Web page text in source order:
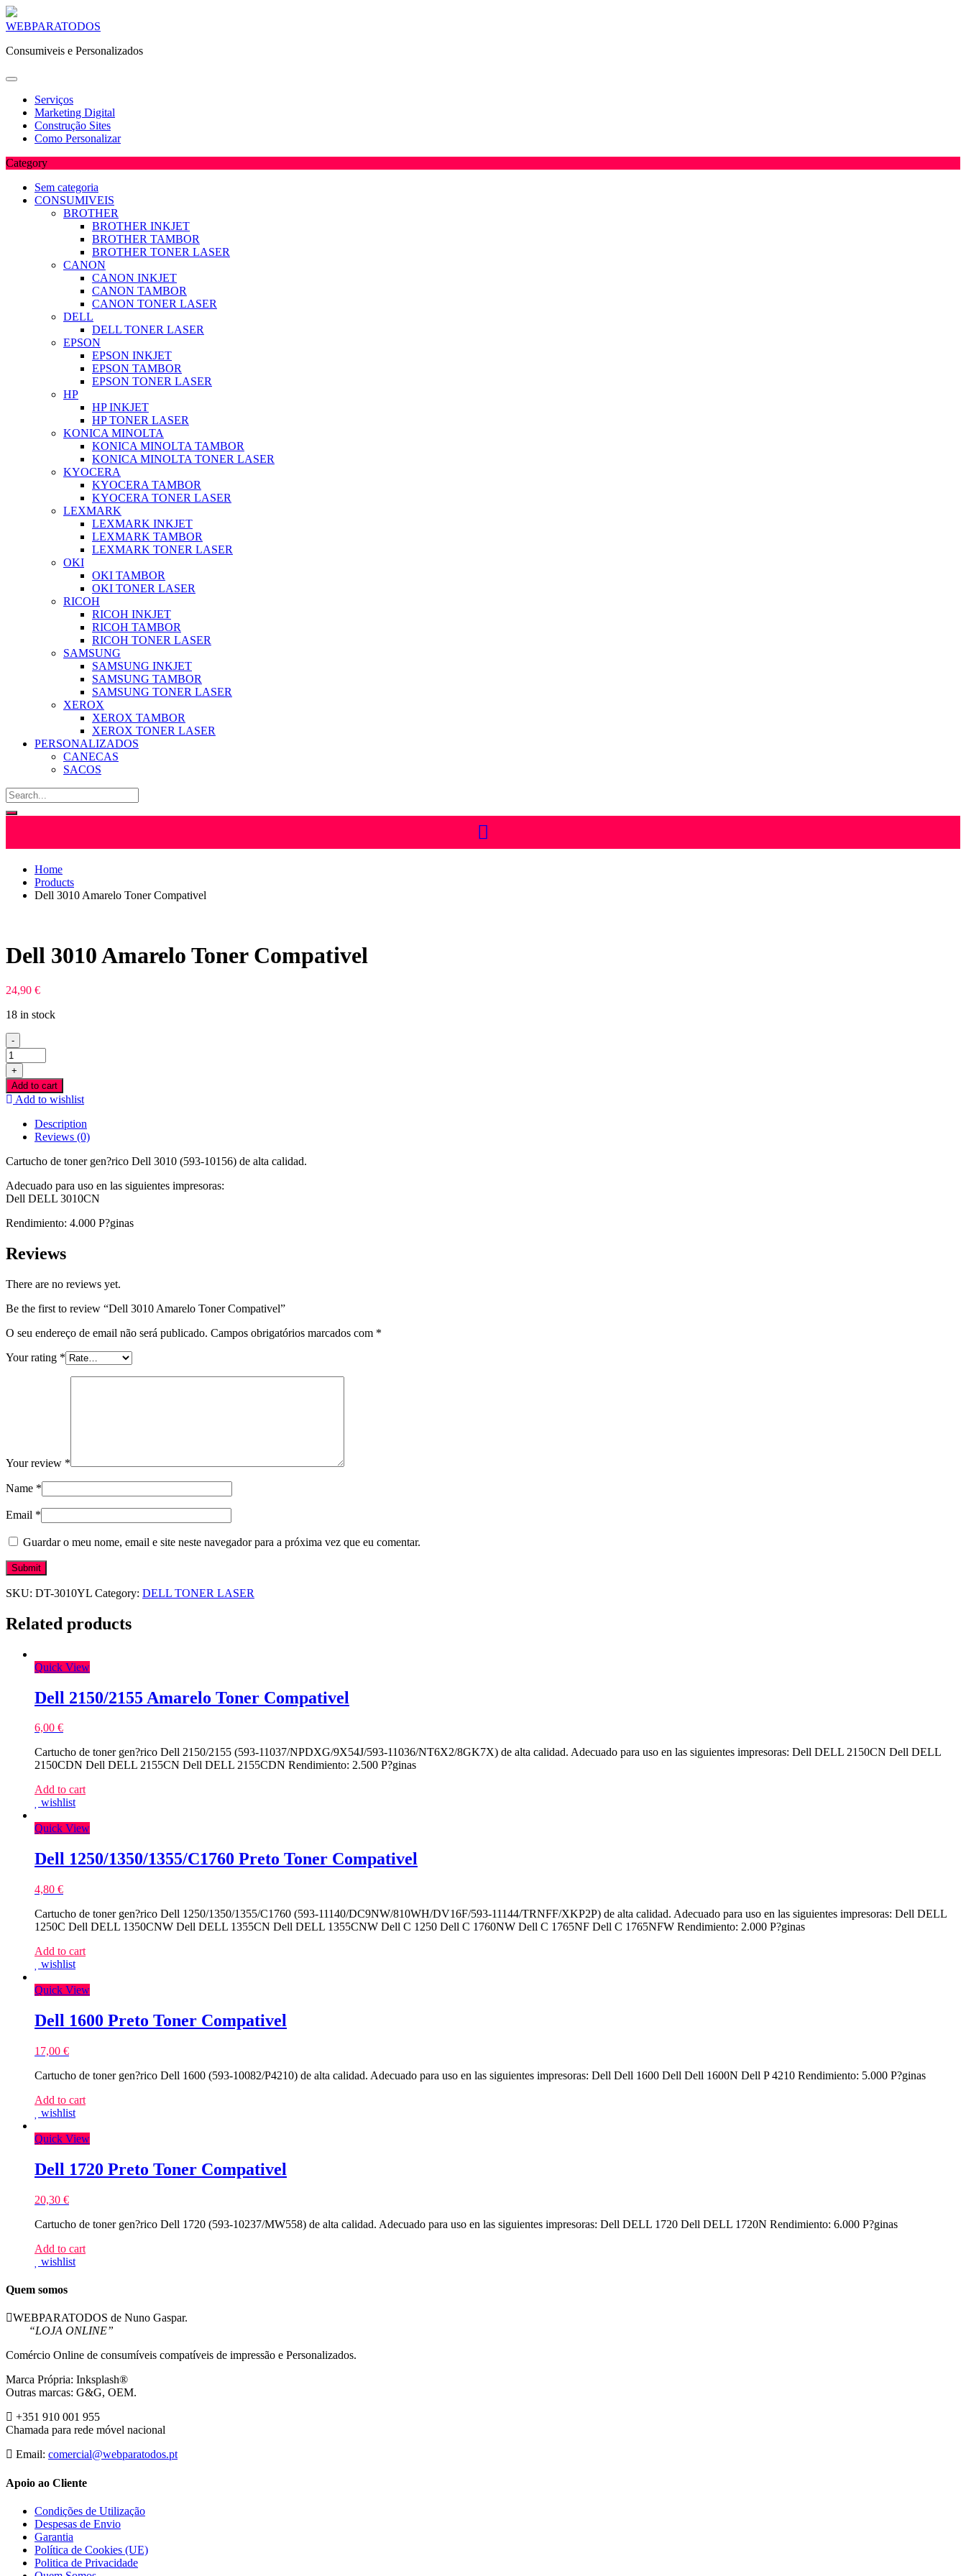
Skip
content
WEBPARATODOS
Consumiveis e Personalizados
Serviços
Marketing Digital
Construção Sites
Como Personalizar
Category
Sem categoria
CONSUMIVEIS
BROTHER
BROTHER INKJET
BROTHER TAMBOR
BROTHER TONER LASER
CANON
CANON INKJET
CANON TAMBOR
CANON TONER LASER
DELL
DELL TONER LASER
EPSON
EPSON INKJET
EPSON TAMBOR
EPSON TONER LASER
HP
HP INKJET
HP TONER LASER
KONICA MINOLTA
KONICA MINOLTA TAMBOR
KONICA MINOLTA TONER LASER
KYOCERA
KYOCERA TAMBOR
KYOCERA TONER LASER
LEXMARK
LEXMARK INKJET
LEXMARK TAMBOR
LEXMARK TONER LASER
OKI
OKI TAMBOR
OKI TONER LASER
RICOH
RICOH INKJET
RICOH TAMBOR
RICOH TONER LASER
SAMSUNG
SAMSUNG INKJET
SAMSUNG TAMBOR
SAMSUNG TONER LASER
XEROX
XEROX TAMBOR
XEROX TONER LASER
PERSONALIZADOS
CANECAS
SACOS
Home
Products
Dell 3010 Amarelo Toner Compativel
Dell 3010 Amarelo Toner Compativel
24,90 €
18 in stock
-
Dell
3010
Amarelo
Toner
Compativel
quantity
+
Add to cart
Add to wishlist
Description
Reviews (0)
Cartucho de toner gen?rico Dell 3010 (593-10156) de alta calidad.
Adecuado para uso en las siguientes impresoras:
Dell DELL 3010CN
Rendimiento: 4.000 P?ginas
Reviews
There are no reviews yet.
Be the first to review “Dell 3010 Amarelo Toner Compativel”
O seu endereço de email não será publicado. Campos obrigatórios marcados com *
Your rating *
Your review *
Name *
Email *
Guardar o meu nome, email e site neste navegador para a próxima vez que eu comentar.
SKU: DT-3010YL Category: DELL TONER LASER
Related products
Quick View
Dell 2150/2155 Amarelo Toner Compativel
6,00 €
Cartucho de toner gen?rico Dell 2150/2155 (593-11037/NPDXG/9X54J/593-11036/NT6X2/8GK7X) de alta calidad. Adecuado para uso en las siguientes impresoras: Dell DELL 2150CN Dell DELL
2150CDN Dell DELL 2155CN Dell DELL 2155CDN Rendimiento: 2.500 P?ginas
Add to cart
wishlist
Quick View
Dell 1250/1350/1355/C1760 Preto Toner Compativel
4,80 €
Cartucho de toner gen?rico Dell 1250/1350/1355/C1760 (593-11140/DC9NW/810WH/DV16F/593-11144/TRNFF/XKP2P) de alta calidad. Adecuado para uso en las siguientes impresoras: Dell DELL
1250C Dell DELL 1350CNW Dell DELL 1355CN Dell DELL 1355CNW Dell C 1250 Dell C 1760NW Dell C 1765NF Dell C 1765NFW Rendimiento: 2.000 P?ginas
Add to cart
wishlist
Quick View
Dell 1600 Preto Toner Compativel
17,00 €
Cartucho de toner gen?rico Dell 1600 (593-10082/P4210) de alta calidad. Adecuado para uso en las siguientes impresoras: Dell Dell 1600 Dell Dell 1600N Dell P 4210 Rendimiento: 5.000 P?ginas
Add to cart
wishlist
Quick View
Dell 1720 Preto Toner Compativel
20,30 €
Cartucho de toner gen?rico Dell 1720 (593-10237/MW558) de alta calidad. Adecuado para uso en las siguientes impresoras: Dell DELL 1720 Dell DELL 1720N Rendimiento: 6.000 P?ginas
Add to cart
wishlist
Quem somos
WEBPARATODOS de Nuno Gaspar.
“LOJA ONLINE”
Comércio Online de consumíveis compatíveis de impressão e Personalizados.
Marca Própria: Inksplash®
Outras marcas: G&G, OEM.
+351 910 001 955
Chamada para rede móvel nacional
Email: comercial@webparatodos.pt
Apoio ao Cliente
Condições de Utilização
Despesas de Envio
Garantia
Política de Cookies (UE)
Politica de Privacidade